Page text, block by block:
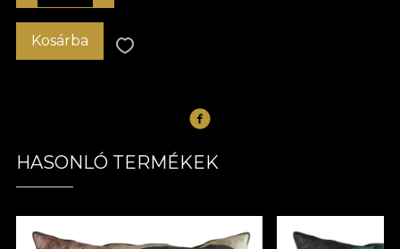
Kosárba
HASONLÓ TERMÉKEK